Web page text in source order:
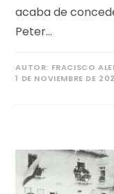
acaba de
Peter…
AUTOR: FRACISCO
1 DE NOVIEMBRE DE